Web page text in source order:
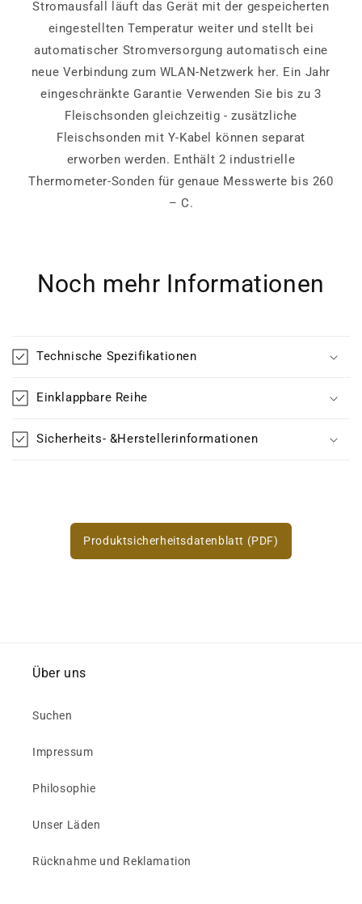
Stromausfall läuft das Gerät mit der gespeicherten
eingestellten Temperatur weiter und stellt bei
automatischer Stromversorgung automatisch eine
neue Verbindung zum WLAN-Netzwerk her. Ein Jahr
eingeschränkte Garantie Verwenden Sie bis zu 3
Fleischsonden gleichzeitig - zusätzliche
Fleischsonden mit Y-Kabel können separat
erworben werden. Enthält 2 industrielle
Thermometer-Sonden für genaue Messwerte bis 260
– C.
Noch mehr Informationen
Technische Spezifikationen
Einklappbare Reihe
Sicherheits- &Herstellerinformationen
Produktsicherheitsdatenblatt (PDF)
Über uns
Suchen
Impressum
Philosophie
Unser Läden
Rücknahme und Reklamation